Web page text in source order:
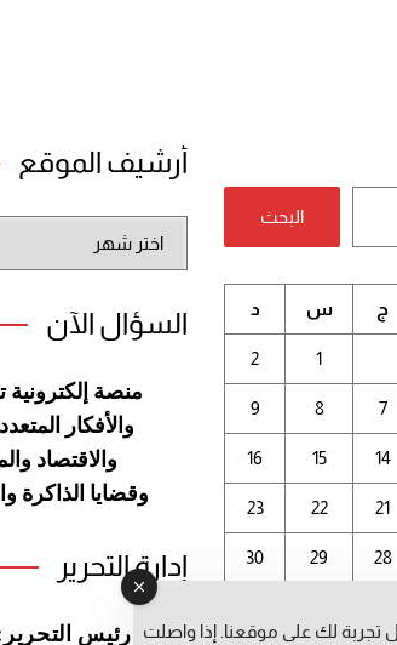
البحث
ج س د
1
2
7
8
9
14
15
16
21
22
23
28
29
30
أرشيف الموقع
الموقع
السؤال الآن
منصة إلكترونية
والأفكار
والاقتصاد
وقضايا الذاكرة
إدارة التحرير
رئيس تجربة لك على موقعنا. إذا واصلت